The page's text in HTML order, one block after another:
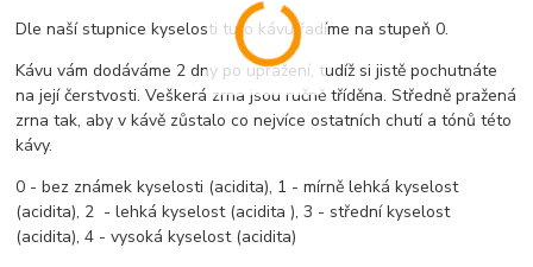
Dle naší stupnice kyselosti tuto kávu řadíme na stupeň 0.
Kávu vám dodáváme 2 dny po upražení, tudíž si jistě pochutnáte
na její čerstvosti. Veškerá zrna jsou ručně tříděna. Středně pražená
zrna tak, aby v kávě zůstalo co nejvíce ostatních chutí a tónů této
kávy.
0 - bez známek kyselosti (acidita), 1 - mírně lehká kyselost
(acidita), 2 - lehká kyselost (acidita ), 3 - střední kyselost
(acidita), 4 - vysoká kyselost (acidita)